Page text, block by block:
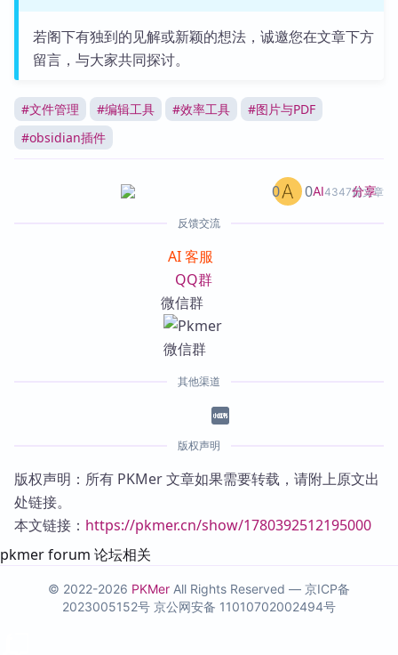
若阁下有独到的见解或新颖的想法，诚邀您在文章下方
留言，与大家共同探讨。
#文件管理 #编辑工具 #效率工具 #图片与PDF
#obsidian插件
AI4347篇文章
0 0 分享
反馈交流
AI 客服
QQ群
微信群
其他渠道
版权声明
版权声明：所有 PKMer 文章如果需要转载，请附上原文出
处链接。
本文链接： https://pkmer.cn/show/1780392512195000
pkmer forum 论坛相关
© 2022-2026 PKMer All Rights Reserved — 京ICP备
2023005152号 京公网安备 11010702002494号